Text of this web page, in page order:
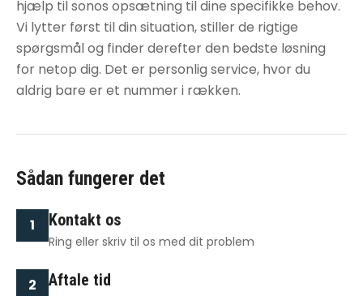
hjælp til sonos opsætning til dine specifikke behov.
Vi lytter først til din situation, stiller de rigtige
spørgsmål og finder derefter den bedste løsning
for netop dig. Det er personlig service, hvor du
aldrig bare er et nummer i rækken.
Sådan fungerer det
1 Kontakt os
Ring eller skriv til os med dit problem
2 Aftale tid